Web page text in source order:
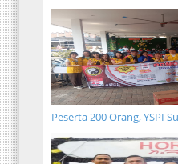
Peserta 200 Orang, YSPI